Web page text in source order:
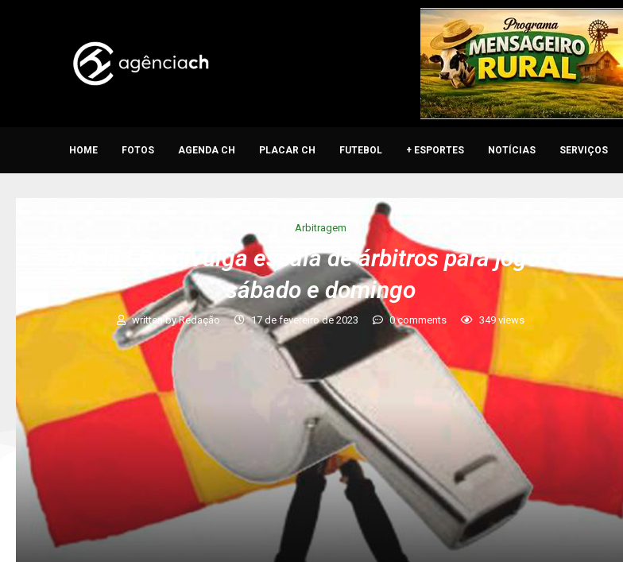
HOME FOTOS AGENDA CH PLACAR CH FUTEBOL + ESPORTES NOTÍCIAS SERVIÇOS
Arbitragem
DA da LDJ divulga escala de árbitros para jogos de
sábado e domingo
written byRedação 17 de fevereiro de 2023 0 comments 349views